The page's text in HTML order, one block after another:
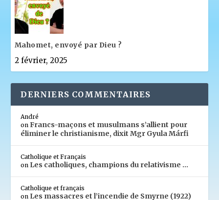
Mahomet, envoyé par Dieu ?
2 février, 2025
DERNIERS COMMENTAIRES
André
onFrancs-maçons et musulmans s’allient pour
éliminer le christianisme, dixit Mgr Gyula Márfi
Catholique et Français
on Les catholiques, champions du relativisme …
Catholique et français
on Les massacres et l’incendie de Smyrne (1922)